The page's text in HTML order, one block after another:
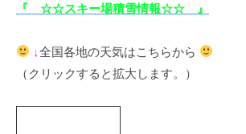
『 ☆☆スキー場積雪情報☆☆ 』
↓全国各地の天気はこちらから
（クリックすると拡大します。）